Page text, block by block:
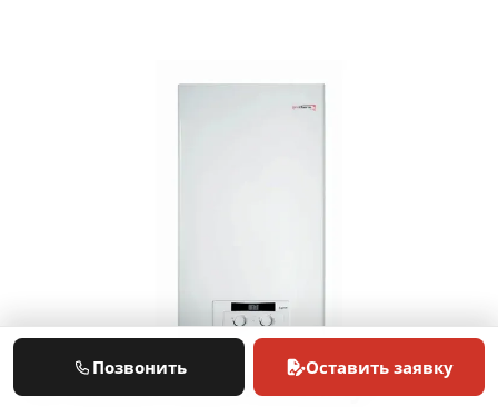
Не нашли свою поломку?
Позвонить Оставить заявку